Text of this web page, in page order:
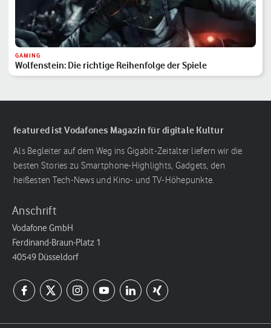
GAMING
Wolfenstein: Die richtige Reihenfolge der Spiele
featured ist Vodafones Magazin für digitale Kultur
Als Begleiter auf dem Weg ins Gigabit-Zeitalter liefern wir die
besten Stories zu Smartphone-Highlights, Gadgets, den
heißesten Tech-News und Kino- und TV-Höhepunkte.
Anschrift
Vodafone GmbH
Ferdinand-Braun-Platz 1
40549 Düsseldorf